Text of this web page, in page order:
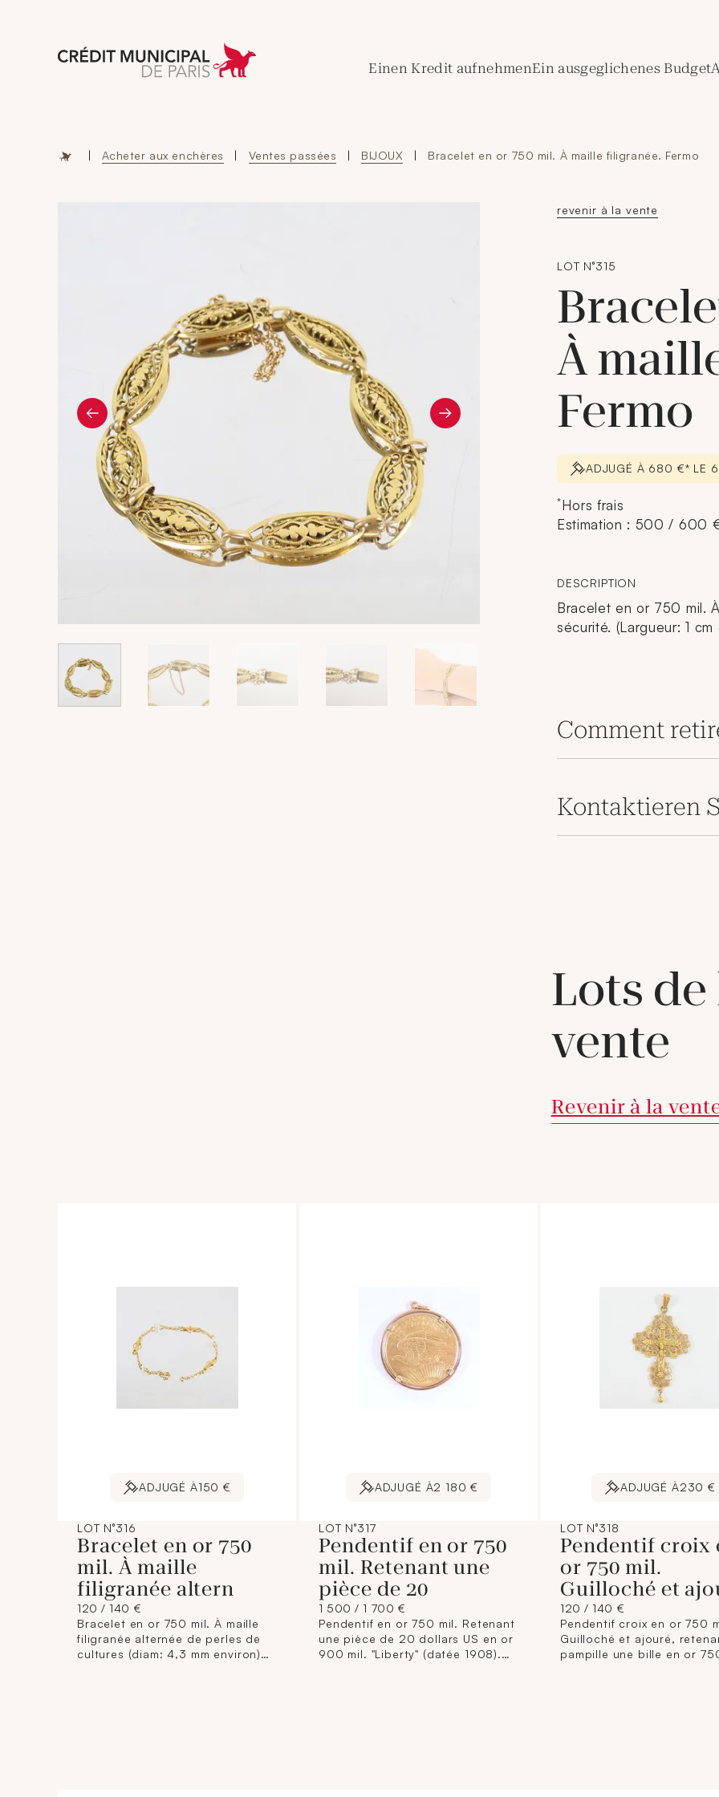
Aller à l'accueil de Crédit Municipal de Paris
Einen Kredit aufnehmenEin ausgeglichenes Budget
| Acheter aux enchères | Ventes passées | BIJOUX | Bracelet en or 750 mil. À maille filigranée. Fermo
revenir à la vente
LOT N°315
À
Fermo
ADJUGÉ À 680 €* LE
*Hors frais
Estimation : 500 / 600
DESCRIPTION
Bracelet en or 750 mil.
sécurité. (Largueur: 1
Comment
Kontaktieren
Lots de
vente
Revenir à la
ADJUGÉ À150 €
LOT N°316
Bracelet en or 750
mil. À maille
filigranée altern
120 / 140 €
Bracelet en or 750 mil. À maille
filigranée alternée de perles de
cultures (diam: 4,3 mm environ)
ADJUGÉ À2 180 €
LOT N°317
Pendentif en or 750
mil. Retenant une
pièce de 20
1 500 / 1 700 €
Pendentif en or 750 mil. Retenant
une pièce de 20 dollars US en or
900 mil. "Liberty" (datée 1908).
ADJUGÉ À230 €
LOT N°318
Pendentif croix
or 750 mil.
Guilloché et
120 / 140 €
Pendentif croix en or 750
Guilloché et ajouré,
pampille une bille en or